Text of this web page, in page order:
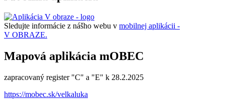
Sledujte informácie z nášho webu v mobilnej aplikácii -
V OBRAZE.
Mapová aplikácia mOBEC
zapracovaný register "C" a "E" k 28.2.2025
https://mobec.sk/velkaluka